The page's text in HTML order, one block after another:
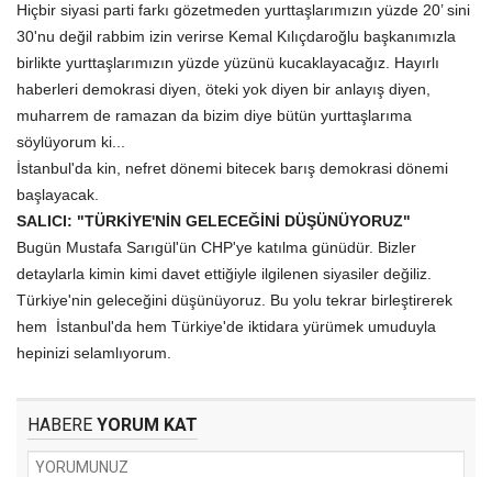
Hiçbir siyasi parti farkı gözetmeden yurttaşlarımızın yüzde 20’ sini
30'nu değil rabbim izin verirse Kemal Kılıçdaroğlu başkanımızla
birlikte yurttaşlarımızın yüzde yüzünü kucaklayacağız. Hayırlı
haberleri demokrasi diyen, öteki yok diyen bir anlayış diyen,
muharrem de ramazan da bizim diye bütün yurttaşlarıma
söylüyorum ki...
İstanbul'da kin, nefret dönemi bitecek barış demokrasi dönemi
başlayacak.
SALICI: "TÜRKİYE'NİN GELECEĞİNİ DÜŞÜNÜYORUZ"
Bugün Mustafa Sarıgül'ün CHP'ye katılma günüdür. Bizler
detaylarla kimin kimi davet ettiğiyle ilgilenen siyasiler değiliz.
Türkiye'nin geleceğini düşünüyoruz Bu yolu tekrar birleştirerek
hem İstanbul'da hem Türkiye'de iktidara yürümek umuduyla
hepinizi selamlıyorum.
HABERE YORUM KAT